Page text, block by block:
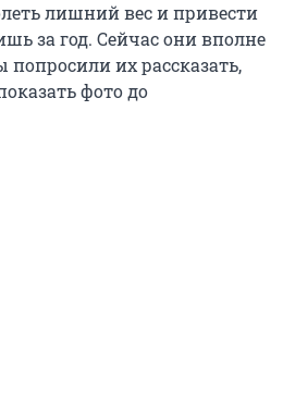
лишний вес и привести
за год. Сейчас они вполне
их рассказать,
фото до